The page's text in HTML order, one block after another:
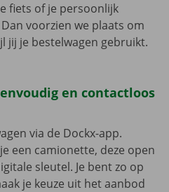
fiets of je persoonlijk
voorzien we plaats om
jij je bestelwagen gebruikt.
en contactloos
via de Dockx-app.
een camionette, deze open
sleutel. Je bent zo op
je keuze uit het aanbod